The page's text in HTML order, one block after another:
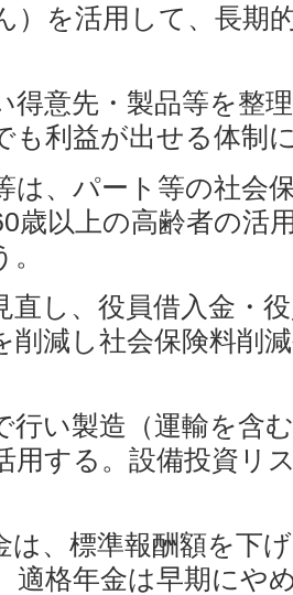
）を活用して、長期
得意先・製品等を整
も利益が出せる体制
は、パート等の社会
歳以上の高齢者の活
直し、役員借入金・
削減し社会保険料削
行い製造（運輸を含
用する。設備投資リ
は、標準報酬額を下
適格年金は早期にや